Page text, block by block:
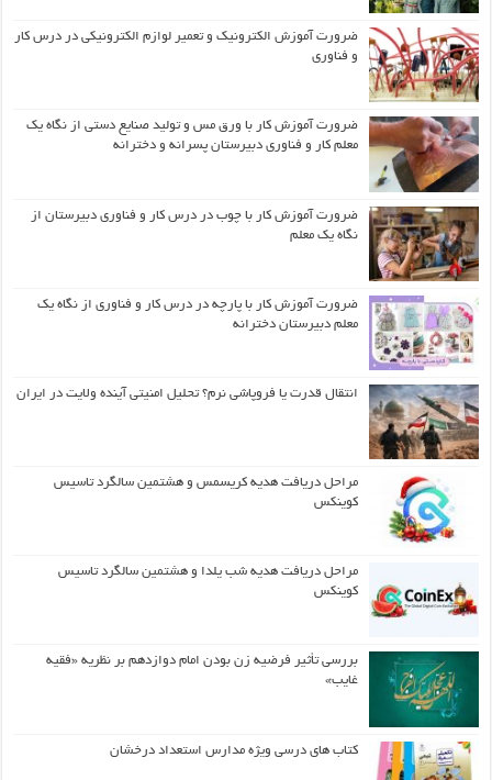
ضرورت آموزش الکترونیک و تعمیر لوازم الکترونیکی در درس کار
و فناوری
ضرورت آموزش کار با ورق مس و تولید صنایع دستی از نگاه یک
معلم کار و فناوری دبیرستان پسرانه و دخترانه
ضرورت آموزش کار با چوب در درس کار و فناوری دبیرستان از
نگاه یک معلم
ضرورت آموزش کار با پارچه در درس کار و فناوری از نگاه یک
معلم دبیرستان دخترانه
انتقال قدرت یا فروپاشی نرم؟ تحلیل امنیتی آینده ولایت در ایران
مراحل دریافت هدیه کریسمس و هشتمین سالگرد تاسیس
کوینکس
مراحل دریافت هدیه شب یلدا و هشتمین سالگرد تاسیس
کوینکس
بررسی تأثیر فرضیه زن بودن امام دوازدهم بر نظریه «فقیه
غایب»
کتاب های درسی ویژه مدارس استعداد درخشان